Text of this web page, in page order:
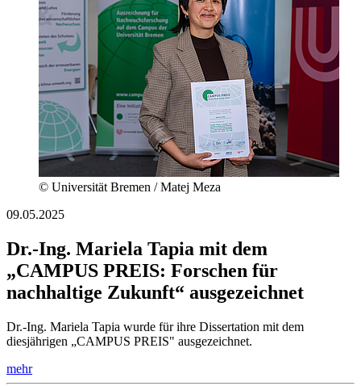
© Universität Bremen / Matej Meza
09.05.2025
Dr.-Ing. Mariela Tapia mit dem
„CAMPUS PREIS: Forschen für
nachhaltige Zukunft“ ausgezeichnet
Dr.-Ing. Mariela Tapia wurde für ihre Dissertation mit dem
diesjährigen „CAMPUS PREIS" ausgezeichnet.
mehr